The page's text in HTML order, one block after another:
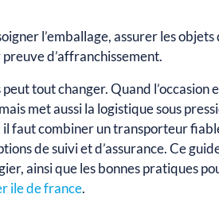
l’emballage, assurer les
d’affranchissement.
tout changer. Quand l’occasion
met aussi la logistique sous
faut combiner un transporteur
de suivi et d’assurance. Ce
ainsi que les bonnes pratiques
ile de france.